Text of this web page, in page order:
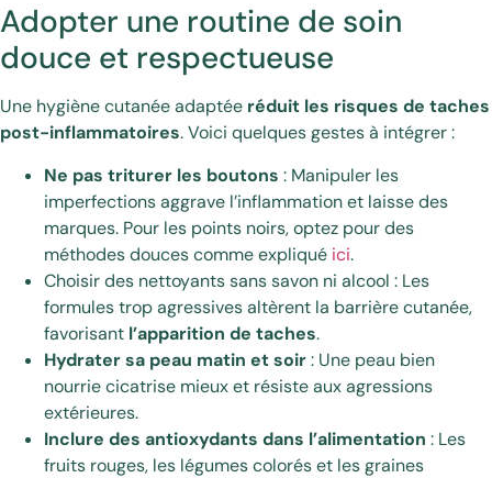
Adopter une routine de soin
douce et respectueuse
Une hygiène cutanée adaptée réduit les risques de taches
post-inflammatoires. Voici quelques gestes à intégrer :
Ne pas triturer les boutons : Manipuler les
imperfections aggrave l’inflammation et laisse des
marques. Pour les points noirs, optez pour des
méthodes douces comme expliqué ici.
Choisir des nettoyants sans savon ni alcool : Les
formules trop agressives altèrent la barrière cutanée,
favorisant l’apparition de taches.
Hydrater sa peau matin et soir: Une peau bien
nourrie cicatrise mieux et résiste aux agressions
extérieures.
Inclure des antioxydants dans l’alimentation : Les
fruits rouges, les légumes colorés et les graines